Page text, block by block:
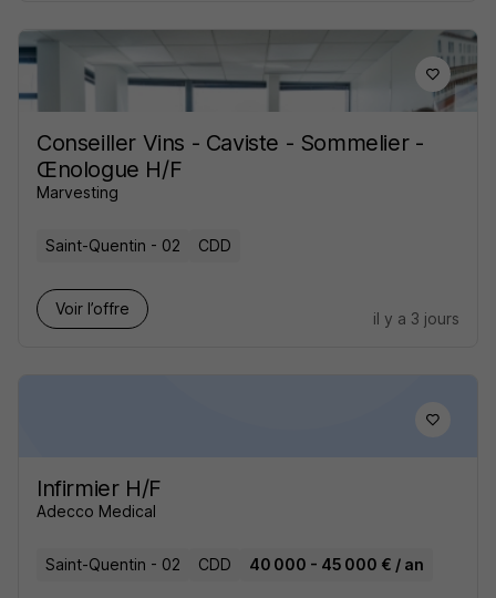
Conseiller Vins - Caviste - Sommelier -
Œnologue H/F
Marvesting
Saint-Quentin - 02 CDD
Voir l’offre
il y a 3 jours
Infirmier H/F
Adecco Medical
Saint-Quentin - 02 CDD 40 000 - 45 000 € / an